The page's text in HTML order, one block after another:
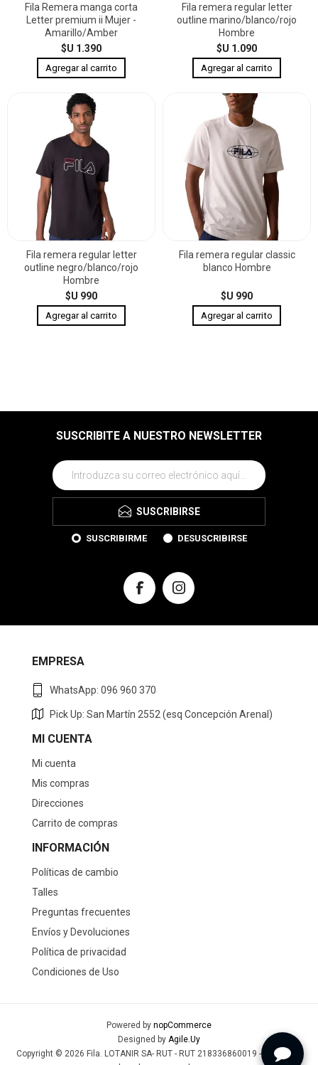
Fila Remera manga corta
Letter premium ii Mujer -
Amarillo/Amber
$U 1.390
Fila remera regular letter
outline marino/blanco/rojo
Hombre
$U 1.090
Fila remera regular letter
outline negro/blanco/rojo
Hombre
$U 990
Fila remera regular classic
blanco Hombre
$U 990
SUSCRIBITE A NUESTRO NEWSLETTER
SUSCRIBIRSE
SUSCRIBIRME DESUSCRIBIRSE
EMPRESA
WhatsApp: 096 960 370
Pick Up: San Martín 2552 (esq Concepción Arenal)
MI CUENTA
Mi cuenta
Mis compras
Direcciones
Carrito de compras
INFORMACIÓN
Políticas de cambio
Talles
Preguntas frecuentes
Envíos y Devoluciones
Política de privacidad
Condiciones de Uso
Powered by nopCommerce
Designed by Agile.Uy
Copyright © 2026 Fila. LOTANIR SA- RUT - RUT 218336860019 - Todos los